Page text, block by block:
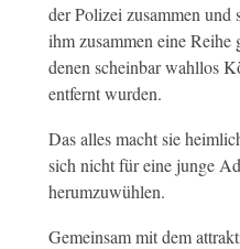
der Polizei zusammen und
ihm zusammen eine Reihe
denen scheinbar wahllos
entfernt wurden.
Das alles macht sie
sich nicht für eine junge
herumzuwühlen.
Gemeinsam mit dem